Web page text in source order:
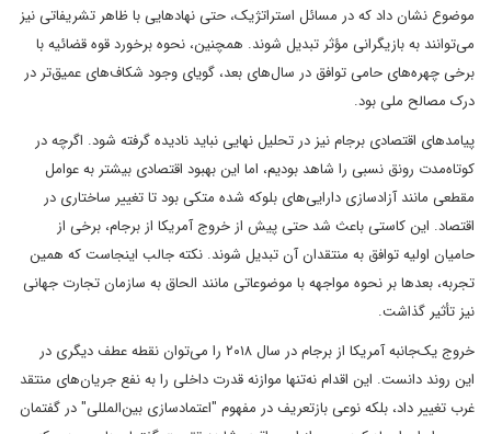
موضوع نشان داد که در مسائل استراتژیک، حتی نهادهایی با ظاهر تشریفاتی نیز
می‌توانند به بازیگرانی مؤثر تبدیل شوند. همچنین، نحوه برخورد قوه قضائیه با
برخی چهره‌های حامی توافق در سال‌های بعد، گویای وجود شکاف‌های عمیق‌تر در
درک مصالح ملی بود.
پیامدهای اقتصادی برجام نیز در تحلیل نهایی نباید نادیده گرفته شود. اگرچه در
کوتاه‌مدت رونق نسبی را شاهد بودیم، اما این بهبود اقتصادی بیشتر به عوامل
مقطعی مانند آزادسازی دارایی‌های بلوکه شده متکی بود تا تغییر ساختاری در
اقتصاد. این کاستی باعث شد حتی پیش از خروج آمریکا از برجام، برخی از
حامیان اولیه توافق به منتقدان آن تبدیل شوند. نکته جالب اینجاست که همین
تجربه، بعدها بر نحوه مواجهه با موضوعاتی مانند الحاق به سازمان تجارت جهانی
نیز تأثیر گذاشت.
خروج یک‌جانبه آمریکا از برجام در سال ۲۰۱۸ را می‌توان نقطه عطف دیگری در
این روند دانست. این اقدام نه‌تنها موازنه قدرت داخلی را به نفع جریان‌های منتقد
غرب تغییر داد، بلکه نوعی بازتعریف در مفهوم "اعتمادسازی بین‌المللی" در گفتمان